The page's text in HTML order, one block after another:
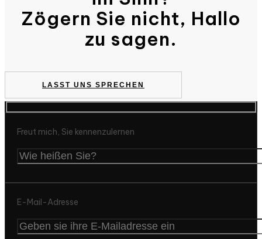
Zögern Sie nicht, Hallo
zu sagen.
LASST UNS SPRECHEN
Freut mich, Sie kennenzulernen
E-Mail-Adresse